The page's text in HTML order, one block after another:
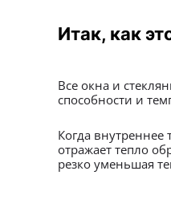
Итак, как
Все окна и
способности и
Когда
отражает тепло
резко уменьшая